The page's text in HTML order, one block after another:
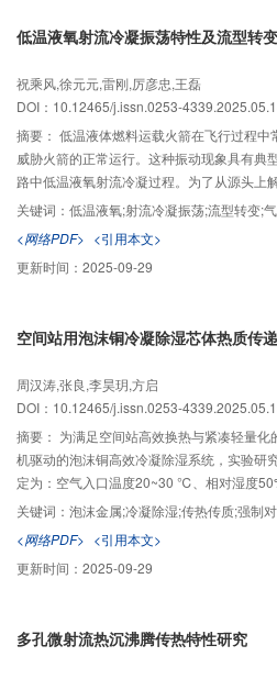
1.57%，平均误差温度为0.44 ℃。在放能工
低温液氧射流冷凝振荡特性及流型转
祝乘风,徐元元,雷刚,厉彦忠,王磊
DOI：10.12465/j.issn.0253-
摘要： 低温液体燃料运载火箭在飞行过程
威胁火箭的正常运行。这种振动现象具有典
路中低温液氧射流冷凝过程。为了从源头上
射流冷凝振荡特性及冷凝流型转变特征。通
型，实现相界面曲率分布的动态捕捉，建
之间的关系，成功获取了9.8~10.6 Hz的低
管路内存在3种典型的射流冷凝振荡流型：
中，回流和振荡流型压力幅值最高可达130
阈值Jc*=7.3。当Jc*>7.3时，则会出现间歇
和技术支撑。
关键词： 低温液氧;射流冷凝振荡;流型转变;
<网络PDF> <引用本文>
更新时间： 2025-09-29
空间站用泡沫铜冷凝除湿芯体热质传
周汉涛,张良,李昊玥,方启
DOI：10.12465/j.issn.0253-
摘要： 为满足空间站高效换热与紧凑轻量
机驱动的泡沫铜高效冷凝除湿系统，实验研
定为：空气入口温度20~30 ℃、相对湿度
风速0.4~1.4 m/s。结果表明：空气入口温度
相关性，当空气入口温度从20 ℃升至30 ℃
数提高57.1%；空气入口相对湿度的变化对
响，即传热系数随相对湿度的增加而下降，
呈上升趋势，增加了11.4%。值得注意的
宜的冷板温度至关重要。换热量与热质传递
关键词： 泡沫金属;冷凝除湿;传热传质;强制
<网络PDF> <引用本文>
更新时间： 2025-09-29
多孔微射流热沉沸腾传热特性研究